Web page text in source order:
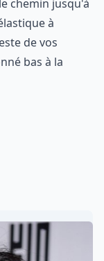
chemin jusqu'à
à
de vos
bas à la